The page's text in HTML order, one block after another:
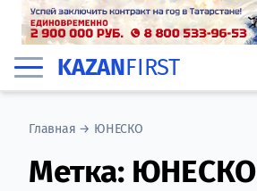
KAZANFIRST
Главная → ЮНЕСКО
Метка: ЮНЕСКО